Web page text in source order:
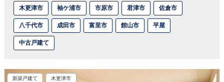
木更津市 袖ケ浦市 市原市 君津市 佐倉市
八千代市 成田市 富里市 館山市 平屋
中古戸建て
新築戸建て 木更津市